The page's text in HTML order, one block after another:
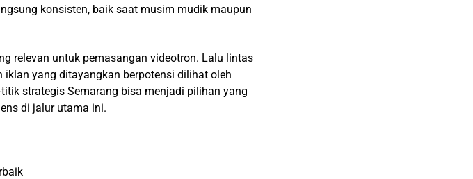
konsisten, baik saat musim mudik maupun
relevan untuk pemasangan videotron. Lalu lintas
yang ditayangkan berpotensi dilihat oleh
strategis Semarang bisa menjadi pilihan yang
di jalur utama ini.